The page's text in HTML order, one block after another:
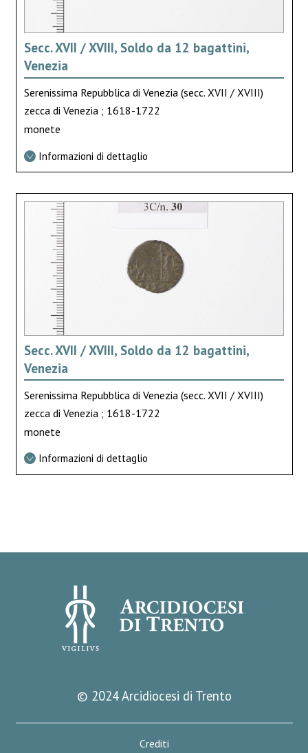
Secc. XVII / XVIII, Soldo da 12 bagattini,
Venezia
Serenissima Repubblica di Venezia (secc. XVII / XVIII)
zecca di Venezia ; 1618-1722
monete
Informazioni di dettaglio
Secc. XVII / XVIII, Soldo da 12 bagattini,
Venezia
Serenissima Repubblica di Venezia (secc. XVII / XVIII)
zecca di Venezia ; 1618-1722
monete
Informazioni di dettaglio
© 2024 Arcidiocesi di Trento
Crediti